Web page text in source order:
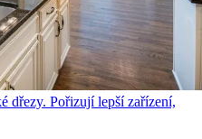
dřezy. Pořizují lepší zařízení,